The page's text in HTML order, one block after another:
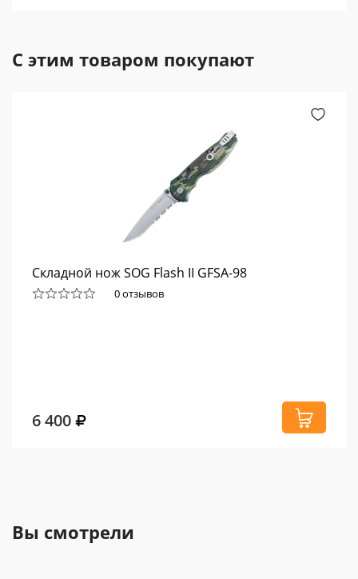
С этим товаром покупают
Складной нож SOG Flash II GFSA-98
0 отзывов
6 400
Вы смотрели